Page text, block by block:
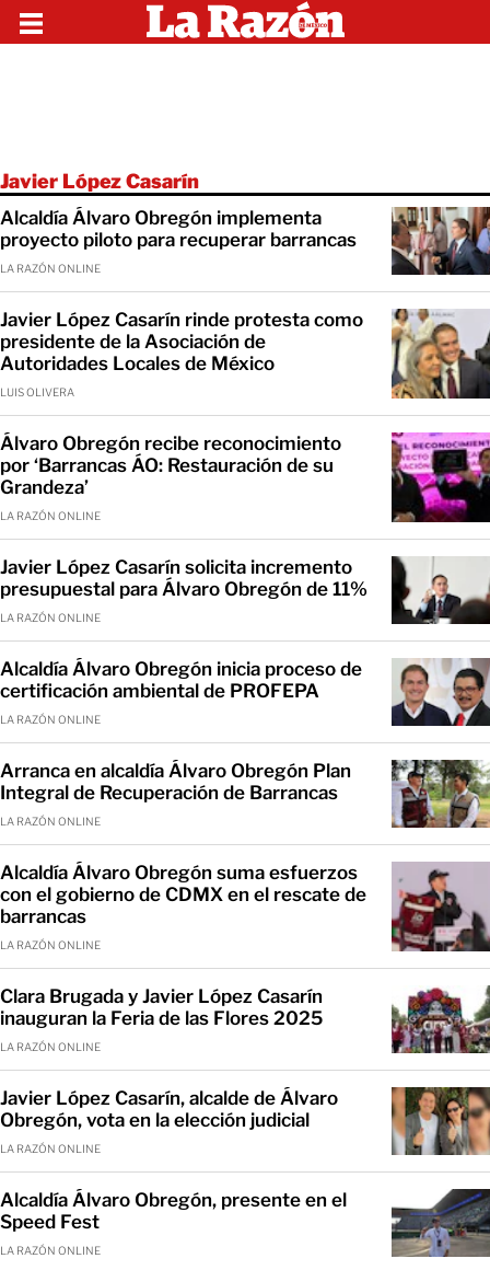
Javier López Casarín
Alcaldía Álvaro Obregón implementa
proyecto piloto para recuperar barrancas
LA RAZÓN ONLINE
Javier López Casarín rinde protesta como
presidente de la Asociación de
Autoridades Locales de México
LUIS OLIVERA
Álvaro Obregón recibe reconocimiento
por ‘Barrancas ÁO: Restauración de su
Grandeza’
LA RAZÓN ONLINE
Javier López Casarín solicita incremento
presupuestal para Álvaro Obregón de 11%
LA RAZÓN ONLINE
Alcaldía Álvaro Obregón inicia proceso de
certificación ambiental de PROFEPA
LA RAZÓN ONLINE
Arranca en alcaldía Álvaro Obregón Plan
Integral de Recuperación de Barrancas
LA RAZÓN ONLINE
Alcaldía Álvaro Obregón suma esfuerzos
con el gobierno de CDMX en el rescate de
barrancas
LA RAZÓN ONLINE
Clara Brugada y Javier López Casarín
inauguran la Feria de las Flores 2025
LA RAZÓN ONLINE
Javier López Casarín, alcalde de Álvaro
Obregón, vota en la elección judicial
LA RAZÓN ONLINE
Alcaldía Álvaro Obregón, presente en el
Speed Fest
LA RAZÓN ONLINE